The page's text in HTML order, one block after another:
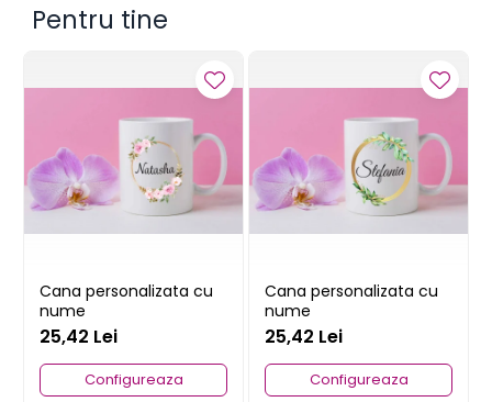
Pentru tine
Cana personalizata cu
nume
25,42 Lei
Configureaza
Cana personalizata cu
nume
25,42 Lei
Configureaza